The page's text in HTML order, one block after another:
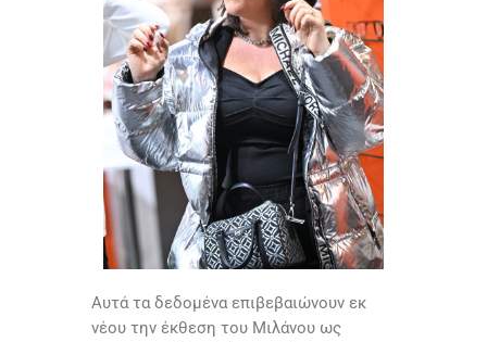
Αυτά τα δεδομένα επιβεβαιώνουν εκ
νέου την έκθεση του Μιλάνου ως